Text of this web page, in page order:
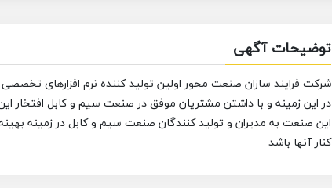
توضیحات آگهی
شرکت فرایند سازان صنعت محور اولین تولید کننده نرم افزارهای
در این زمینه و با داشتن مشتریان موفق در صنعت سیم و کابل افتخار
این صنعت به مدیران و تولید کنندگان صنعت سیم و کابل در زمینه
کنار آنها باشد